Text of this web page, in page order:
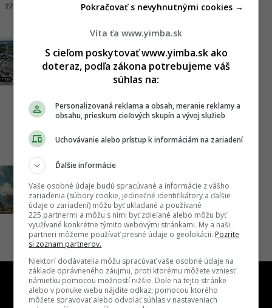
27.02.2026, 13:38 ADRIAN GUBČO
Namiesto výškovej budovy
mestský blok? Nivi sa majú
zmeniť, prebral ich známy
developer
13.10.2025, 17:13 ADRIAN GUBČO
ďalšiu výškovú budovu,
predstavený bol projekt Nivi
05.08.2021, 13:16 ADRIAN GUBČO
Víta ťa www.yimba.sk
S cieľom poskytovať www.yimba.sk ako
doteraz, podľa zákona potrebujeme váš
súhlas na:
Personalizovaná reklama a obsah, meranie reklamy a
obsahu, prieskum cieľových skupín a vývoj služieb
Uchovávanie alebo prístup k informáciám na zariadení
Ďalšie informácie
Vaše osobné údaje budú spracúvané a informácie z vášho
zariadenia (súbory cookie, jedinečné identifikátory a ďalšie
údaje o zariadení) môžu byť ukladané a používané
225 partnermi a môžu s nimi byť zdieľané alebo môžu byť
využívané konkrétne týmito webovými stránkami. My a naši
partneri môžeme používať presné údaje o geolokácii. Pozrite
si zoznam partnerov.
Niektorí dodávatelia môžu spracúvať vaše osobné údaje na
základe oprávneného záujmu, proti ktorému môžete vzniesť
námietku pomocou možností nižšie. Dole na tejto stránke
alebo v ponuke webu nájdite odkaz, pomocou ktorého
môžete spravovať alebo odvolať súhlas v nastaveniach
Pokračovať s nevyhnutnými cookies →